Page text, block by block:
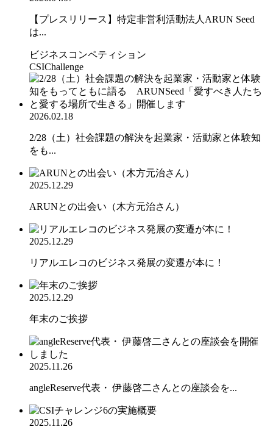
【プレスリリース】特定非営利活動法人ARUN Seed
は...
ビジネスコンペティション
CSIChallenge
2026.02.18
2/28（土）社会課題の解決を起業家・活動家と体験知
をも...
2025.12.29
ARUNとの出会い（木方元治さん）
2025.12.29
リアルエレコのビジネス発展の変遷が本に！
2025.12.29
年末のご挨拶
2025.11.26
angleReserve代表・ 伊藤啓二さんとの座談会を...
2025.11.26